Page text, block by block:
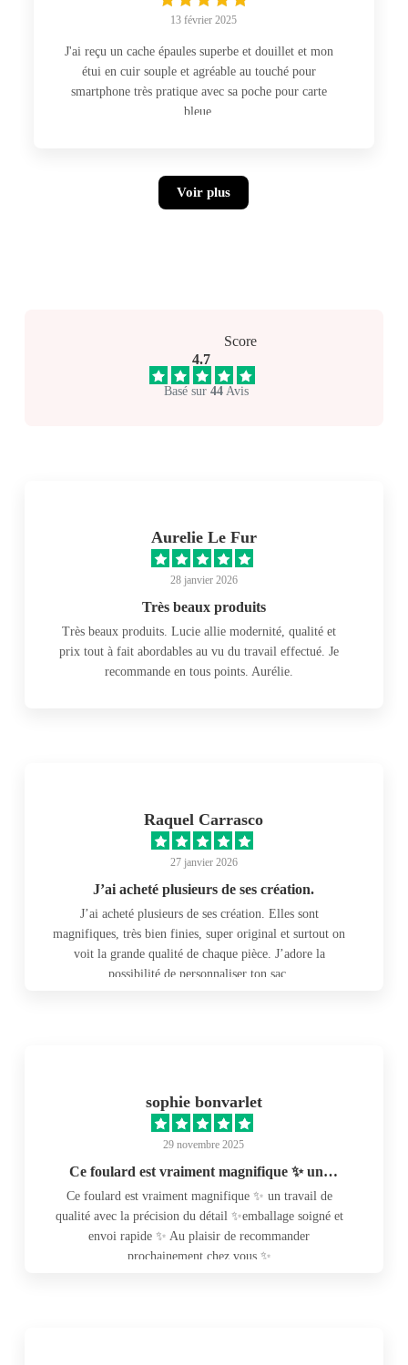
13 février 2025
J'ai reçu un cache épaules superbe et douillet et mon
étui en cuir souple et agréable au touché pour
smartphone très pratique avec sa poche pour carte
bleue.
Voir plus
Score
4.7
Basé sur 44Avis
Aurelie Le Fur
28 janvier 2026
Très beaux produits
Très beaux produits. Lucie allie modernité, qualité et
prix tout à fait abordables au vu du travail effectué. Je
recommande en tous points. Aurélie.
Raquel Carrasco
27 janvier 2026
J’ai acheté plusieurs de ses création.
J’ai acheté plusieurs de ses création. Elles sont
magnifiques, très bien finies, super original et surtout on
voit la grande qualité de chaque pièce. J’adore la
possibilité de personnaliser ton sac.
sophie bonvarlet
29 novembre 2025
Ce foulard est vraiment magnifique ✨ un…
Ce foulard est vraiment magnifique ✨ un travail de
qualité avec la précision du détail ✨emballage soigné et
envoi rapide ✨ Au plaisir de recommander
prochainement chez vous ✨